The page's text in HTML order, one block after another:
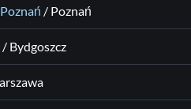
/ Poznań
/ Bydgoszcz